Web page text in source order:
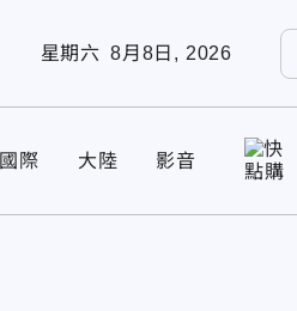
星期六 8月8日, 2026
國際 大陸 影音